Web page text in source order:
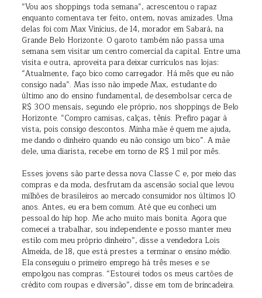
“Vou aos shoppings toda semana”, acrescentou o rapaz
enquanto comentava ter feito, ontem, novas amizades. Uma
delas foi com Max Vinícius, de 14, morador em Sabará, na
Grande Belo Horizonte. O garoto também não passa uma
semana sem visitar um centro comercial da capital. Entre uma
visita e outra, aproveita para deixar currículos nas lojas:
“Atualmente, faço bico como carregador. Há mês que eu não
consigo nada”. Mas isso não impede Max, estudante do
último ano do ensino fundamental, de desembolsar cerca de
R$ 300 mensais, segundo ele próprio, nos shoppings de Belo
Horizonte. “Compro camisas, calças, tênis. Prefiro pagar à
vista, pois consigo descontos. Minha mãe é quem me ajuda,
me dando o dinheiro quando eu não consigo um bico”. A mãe
dele, uma diarista, recebe em torno de R$ 1 mil por mês.
Esses jovens são parte dessa nova Classe C e, por meio das
compras e da moda, desfrutam da ascensão social que levou
milhões de brasileiros ao mercado consumidor nos últimos 10
anos. Antes, eu era bem comum. Até que eu conheci um
pessoal do hip hop. Me acho muito mais bonita. Agora que
comecei a trabalhar, sou independente e posso manter meu
estilo com meu próprio dinheiro”, disse a vendedora Lois
Almeida, de 18, que está prestes a terminar o ensino médio.
Ela conseguiu o primeiro emprego há três meses e se
empolgou nas compras. “Estourei todos os meus cartões de
crédito com roupas e diversão”, disse em tom de brincadeira.